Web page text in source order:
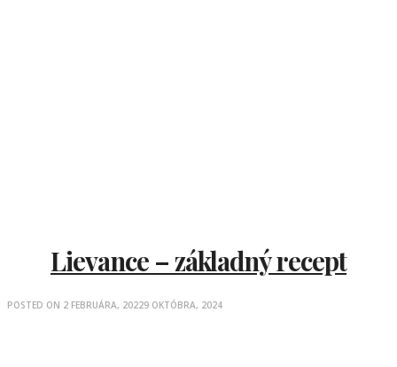
Lievance – základný recept
POSTED ON 2 FEBRUÁRA, 20229 OKTÓBRA, 2024